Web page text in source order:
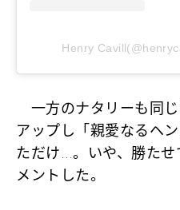
Henry
一方のナタリーも同
アップし「親愛なるヘ
ただけ…。いや、勝た
メントした。